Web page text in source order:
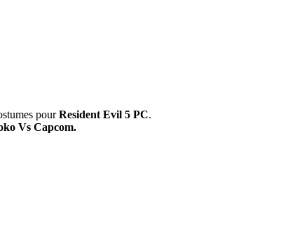
pourResident Evil 5 PC.
Vs Capcom.